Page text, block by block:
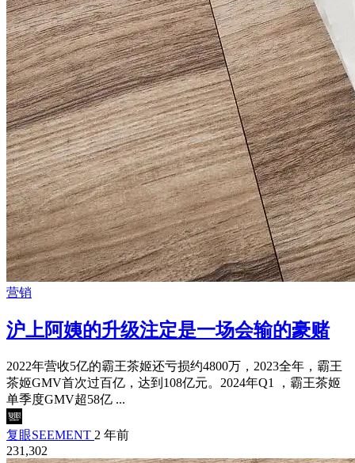
营销
沪上阿姨的升级注定是一场会输的豪赌
2022年营收5亿的霸王茶姬还亏损约4800万，2023全年，霸王
茶姬GMV首次过百亿，达到108亿元。2024年Q1 ，霸王茶姬
单季度GMV超58亿 ...
复眼SEEMENT 2 年前
231,302